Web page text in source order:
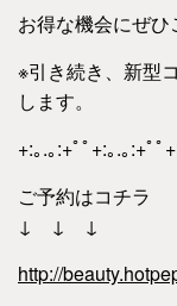
お得な機会にぜひ
※引き続き、新型
します。
+:｡.｡:+ﾟﾟ+:｡.｡:+ﾟﾟ
ご予約はコチラ
↓ ↓ ↓
http://